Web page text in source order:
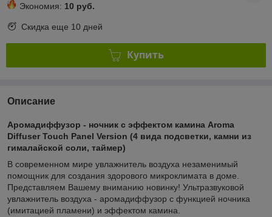
Экономия: 10 руб.
Скидка еще 10 дней
Купить
Описание
Аромадиффузор - ночник с эффектом камина Aroma
Diffuser Touch Panel Version (4 вида подсветки, камни из
гималайской соли, таймер)
В современном мире увлажнитель воздуха незаменимый
помощник для создания здорового микроклимата в доме.
Представляем Вашему вниманию новинку! Ультразвуковой
увлажнитель воздуха - аромадиффузор с функцией ночника
(имитацией пламени) и эффектом камина.